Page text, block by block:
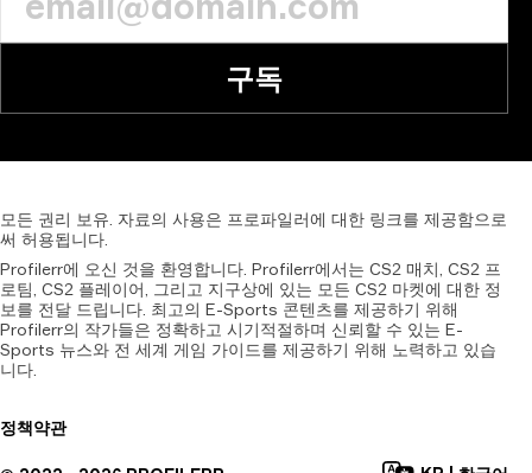
구독
모든 권리 보유. 자료의 사용은 프로파일러에 대한 링크를 제공함으로
써 허용됩니다.
Profilerr에 오신 것을 환영합니다. Profilerr에서는 CS2 매치, CS2 프
로팀, CS2 플레이어, 그리고 지구상에 있는 모든 CS2 마켓에 대한 정
보를 전달 드립니다. 최고의 E-Sports 콘텐츠를 제공하기 위해
Profilerr의 작가들은 정확하고 시기적절하며 신뢰할 수 있는 E-
Sports 뉴스와 전 세계 게임 가이드를 제공하기 위해 노력하고 있습
니다.
정책약관